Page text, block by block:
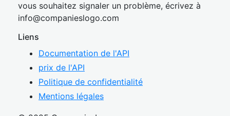
vous souhaitez signaler un problème, écrivez à
info@companieslogo.com
Liens
Documentation de l'API
prix de l'API
Politique de confidentialité
Mentions légales